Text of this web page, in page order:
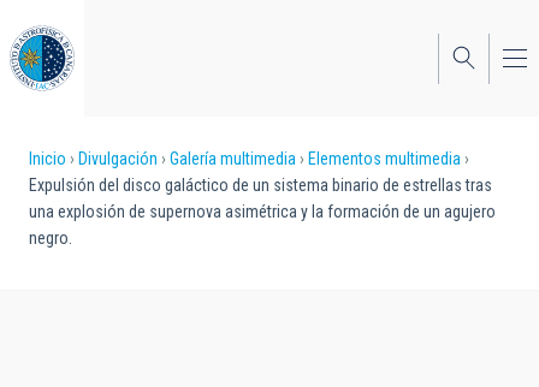
al
contenido
principal
Sobrescribir
enlaces
de
Inicio Divulgación Galería multimedia
Elementos multimedia
Expulsión del disco galáctico de un sistema binario de estrellas tras
una explosión de supernova asimétrica y la formación de un agujero
negro.